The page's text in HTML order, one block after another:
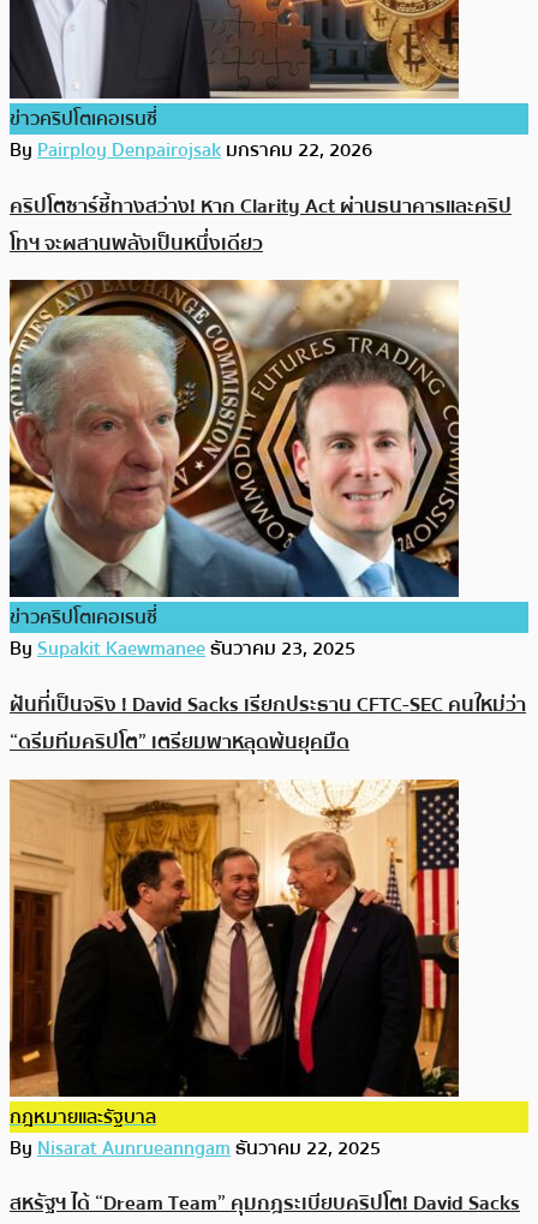
ข่าวคริปโตเคอเรนซี่
ByPairploy Denpairojsakมกราคม 22, 2026
คริปโตซาร์ชี้ทางสว่าง! หาก Clarity Act ผ่านธนาคารและคริป
โทฯ จะผสานพลังเป็นหนึ่งเดียว
ข่าวคริปโตเคอเรนซี่
BySupakit Kaewmaneeธันวาคม 23, 2025
ฝันที่เป็นจริง ! David Sacks เรียกประธาน CFTC-SEC คนใหม่ว่า
“ดรีมทีมคริปโต” เตรียมพาหลุดพ้นยุคมืด
กฎหมายและรัฐบาล
ByNisarat Aunrueanngamธันวาคม 22, 2025
สหรัฐฯ ได้ “Dream Team” คุมกฎระเบียบคริปโต! David Sacks